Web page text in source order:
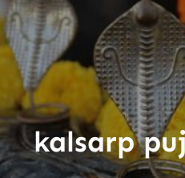
kalsarp